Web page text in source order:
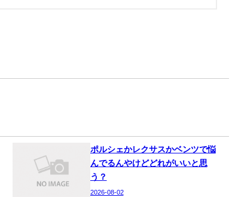
ポルシェかレクサスかベンツで悩
んでるんやけどどれがいいと思
う？
2026-08-02